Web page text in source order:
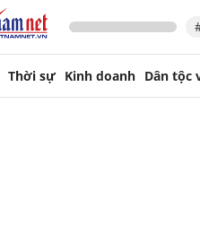
Thời sự Kinh doanh Dân tộc